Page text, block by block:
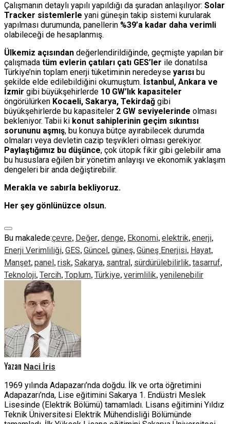
Çalışmanın detaylı yapılı yapıldığı da şuradan anlaşılıyor: Solar
Tracker sistemlerle yani güneşin takip sistemi kurularak
yapılması durumunda, panellerin %39’a kadar daha verimli
olabileceği de hesaplanmış.
Ülkemiz açısından değerlendirildiğinde, geçmişte yapılan bir
çalışmada tüm evlerin çatıları çatı GES’ler ile donatılsa
Türkiye’nin toplam enerji tüketiminin neredeyse yarısı bu
şekilde elde edilebildiğini okumuştum. İstanbul, Ankara ve
İzmir gibi büyükşehirlerde 10 GW’lık kapasiteler
öngörülürken Kocaeli, Sakarya, Tekirdağ gibi
büyükşehirlerde bu kapasiteler 2 GW seviyelerinde olması
bekleniyor. Tabii ki konut sahiplerinin geçim sıkıntısı
sorununu aşmış, bu konuya bütçe ayırabilecek durumda
olmaları veya devletin cazip teşvikleri olması gerekiyor.
Paylaştığımız bu düşünce, çok ütopik fikir gibi gelebilir ama
bu hususlara eğilen bir yönetim anlayışı ve ekonomik yaklaşım
dengeleri bir anda değiştirebilir.
Merakla ve sabırla bekliyoruz.
Her şey gönlünüzce olsun.
Bu makalede:çevre, Değer, denge, Ekonomi, elektrik, enerji,
Enerji Verimliliği, GES, Güncel, güneş, Güneş Enerjisi, Hayat,
Manşet, panel, risk, Sakarya, santral, sürdürülebilirlik, tasarruf,
Teknoloji, Tercih, Toplum, Türkiye, verimlilik, yenilenebilir
Yazan Naci İris
1969 yılında Adapazarı’nda doğdu. İlk ve orta öğretimini
Adapazarı’nda, Lise eğitimini Sakarya 1. Endüstri Meslek
Lisesinde (Elektrik Bölümü) tamamladı. Lisans eğitimini Yıldız
Teknik Üniversitesi Elektrik Mühendisliği Bölümünde